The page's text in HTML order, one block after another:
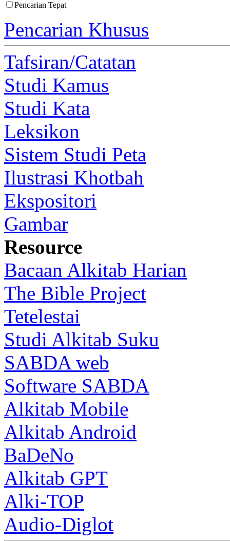
Pencarian Tepat
Pencarian Khusus
Tafsiran/Catatan
Studi Kamus
Studi Kata
Leksikon
Sistem Studi Peta
Ilustrasi Khotbah
Ekspositori
Gambar
Resource
Bacaan Alkitab Harian
The Bible Project
Tetelestai
Studi Alkitab Suku
SABDA web
Software SABDA
Alkitab Mobile
Alkitab Android
BaDeNo
Alkitab GPT
Alki-TOP
Audio-Diglot